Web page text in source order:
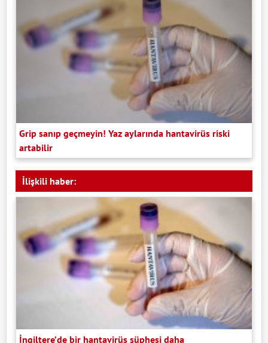
Grip sanıp geçmeyin! Yaz aylarında hantavirüs riski
artabilir
İlişkili haber:
İngiltere’de bir hantavirüs şüphesi daha